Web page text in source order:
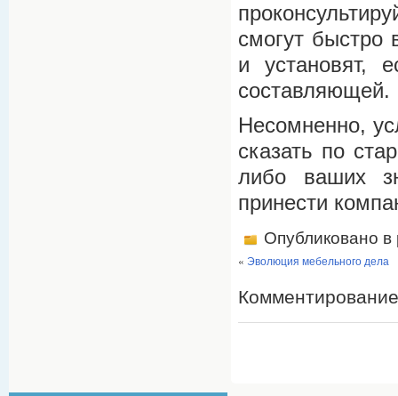
смогут быстро
и установят,
составляющей.
Несомненно,
сказать по
либо ваших
принести
Опубликовано
« Эволюция мебельного дела